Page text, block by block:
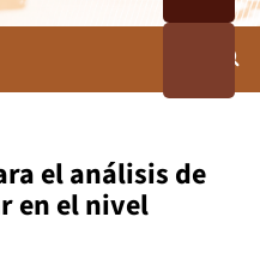
el análisis de
en el nivel
a
Investig
Educativ
a